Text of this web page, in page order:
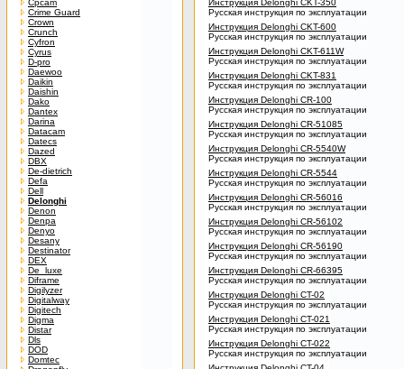
Cpcam
Crime Guard
Crown
Crunch
Cyfron
Cyrus
D-pro
Daewoo
Daikin
Daishin
Dako
Dantex
Darina
Datacam
Datecs
Dazed
DBX
De-dietrich
Defa
Dell
Delonghi
Denon
Denpa
Denyo
Desany
Destinator
DEX
De_luxe
Diframe
Digilyzer
Digitalway
Digitech
Digma
Distar
Dls
DOD
Domtec
Инструкция Delonghi CKT-350
Русская инструкция по эксплуатации
Инструкция Delonghi CKT-600
Русская инструкция по эксплуатации
Инструкция Delonghi CKT-611W
Русская инструкция по эксплуатации
Инструкция Delonghi CKT-831
Русская инструкция по эксплуатации
Инструкция Delonghi CR-100
Русская инструкция по эксплуатации
Инструкция Delonghi CR-51085
Русская инструкция по эксплуатации
Инструкция Delonghi CR-5540W
Русская инструкция по эксплуатации
Инструкция Delonghi CR-5544
Русская инструкция по эксплуатации
Инструкция Delonghi CR-56016
Русская инструкция по эксплуатации
Инструкция Delonghi CR-56102
Русская инструкция по эксплуатации
Инструкция Delonghi CR-56190
Русская инструкция по эксплуатации
Инструкция Delonghi CR-66395
Русская инструкция по эксплуатации
Инструкция Delonghi CT-02
Русская инструкция по эксплуатации
Инструкция Delonghi CT-021
Русская инструкция по эксплуатации
Инструкция Delonghi CT-022
Русская инструкция по эксплуатации